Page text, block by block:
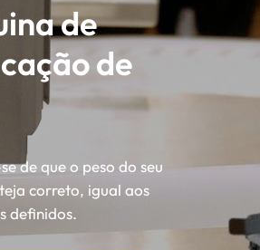
de
de
de que o peso do seu
correto, igual aos
definidos.